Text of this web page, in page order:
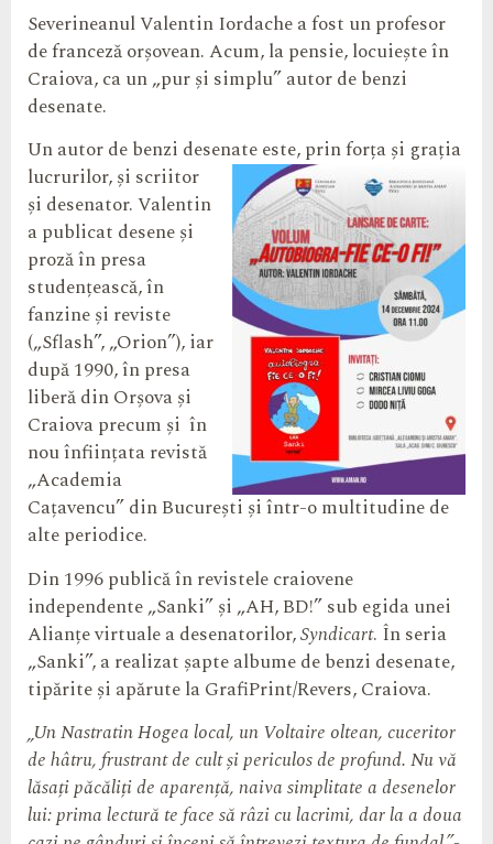
Severineanul Valentin Iordache a fost un profesor
de franceză orșovean. Acum, la pensie, locuiește în
Craiova, ca un „pur și simplu” autor de benzi
desenate.
Un autor de benzi desenate este, prin forța și grația
lucrurilor, și scriitor
și desenator. Valentin
a publicat desene și
proză în presa
studențească, în
fanzine și reviste
(„Sflash”, „Orion”), iar
după 1990, în presa
liberă din Orșova și
Craiova precum și în
nou înființata revistă
„Academia
Cațavencu” din București și într-o multitudine de
alte periodice.
Din 1996 publică în revistele craiovene
independente „Sanki” și „AH, BD!” sub egida unei
Alianțe virtuale a desenatorilor,Syndicart. În seria
„Sanki”, a realizat șapte albume de benzi desenate,
tipărite și apărute la GrafiPrint/Revers, Craiova.
„Un Nastratin Hogea local, un Voltaire oltean, cuceritor
de hâtru, frustrant de cult și periculos de profund. Nu vă
lăsați păcăliți de aparență, naiva simplitate a desenelor
lui: prima lectură te face să râzi cu lacrimi, dar la a doua